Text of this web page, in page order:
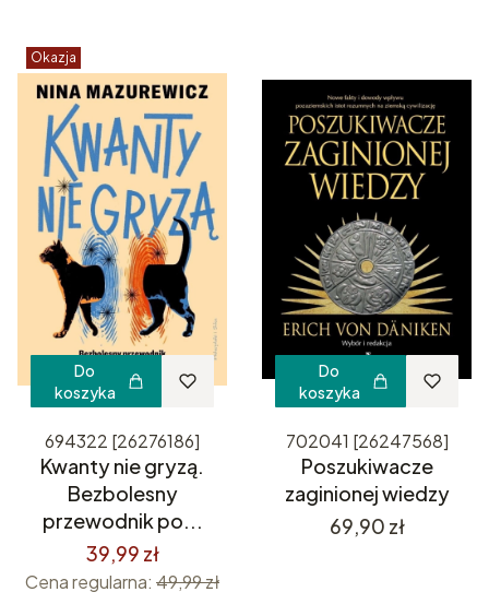
Okazja
Do
koszyka
694322 [26276186]
Kwanty nie gryzą.
Bezbolesny
przewodnik po...
39,99 zł
Cena regularna: 49,99 zł
Do
koszyka
702041 [26247568]
Poszukiwacze
zaginionej wiedzy
Cena
69,90 zł